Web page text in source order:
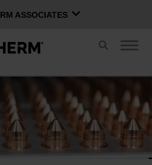
ASSOCIATES
ASSOCIATES
Suche